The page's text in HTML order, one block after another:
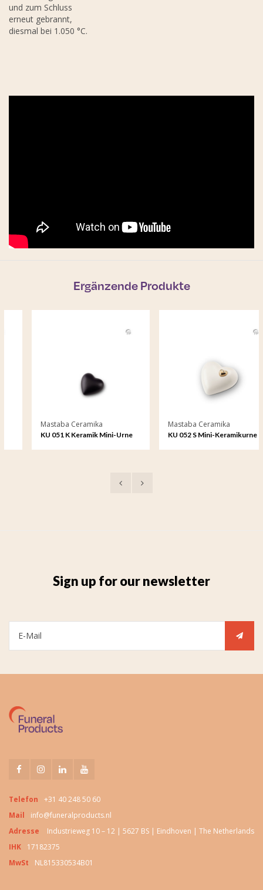
und zum Schluss
erneut gebrannt,
diesmal bei 1.050 °C.
Ergänzende Produkte
Mastaba Ceramika
KU 051 K Keramik Mini-Urne
Mastaba Ceramika
KU 052 S Mini-Keramikurne
Sign up for our newsletter
Telefon
+31 40 248 50 60
Mail
info@funeralproducts.nl
Adresse
Industrieweg 10 – 12 | 5627 BS | Eindhoven | The Netherlands
IHK
17182375
MwSt
NL815330534B01